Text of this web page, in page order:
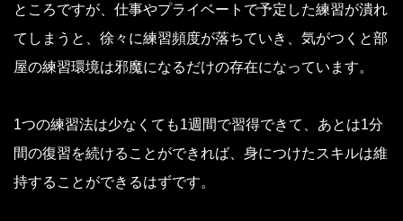
ところですが、仕事やプライベートで予定した練習が潰れ
てしまうと、徐々に練習頻度が落ちていき、気がつくと部
屋の練習環境は邪魔になるだけの存在になっています。
1つの練習法は少なくても1週間で習得できて、あとは1分
間の復習を続けることができれば、身につけたスキルは維
持することができるはずです。